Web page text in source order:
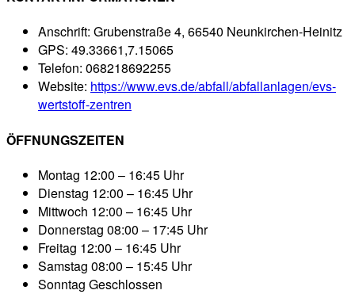
Anschrift: Grubenstraße 4, 66540 Neunkirchen-Heinitz
GPS: 49.33661,7.15065
Telefon: 068218692255
Website: https://www.evs.de/abfall/abfallanlagen/evs-
wertstoff-zentren
ÖFFNUNGSZEITEN
Montag 12:00 – 16:45 Uhr
Dienstag 12:00 – 16:45 Uhr
Mittwoch 12:00 – 16:45 Uhr
Donnerstag 08:00 – 17:45 Uhr
Freitag 12:00 – 16:45 Uhr
Samstag 08:00 – 15:45 Uhr
Sonntag Geschlossen